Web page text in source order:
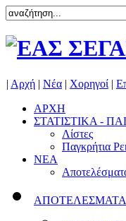
| Αρχή | Νέα | Χορηγοί |
ΑΡΧΗ
ΣΤΑΤΙΣΤΙΚΑ -
Λίστες
Παγκρήτια
ΝΕΑ